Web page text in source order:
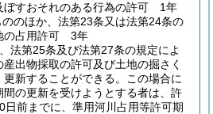
ぼすおそれのある行為の許可 1年
ののほか、法第23条又は法第24条の
の占用許可 3年
法第25条及び法第27条の規定によ
出物採取の許可及び土地の掘さく
新することができる。
この場合に
の更新を受けようとする者は、許
日前までに、準用河川占用等許可期